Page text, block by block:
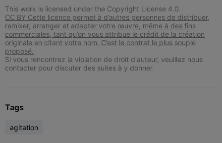
This work is licensed under the Copyright License 4.0.
CC BY Cette licence permet à d’autres personnes de distribuer,
remixer, arranger et adapter votre œuvre, même à des fins
commerciales, tant qu’on vous attribue le crédit de la création
originale en citant votre nom. C’est le contrat le plus souple
proposé.
Si vous rencontrez la violation de droit d'auteur, veuillez nous
contacter pour discuter des suites à y donner.
Tags
agitation